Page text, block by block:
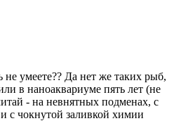
умеете?? Да нет же таких рыб,
в наноаквариуме пять лет (не
- на невнятных подменах, с
с чокнутой заливкой химии